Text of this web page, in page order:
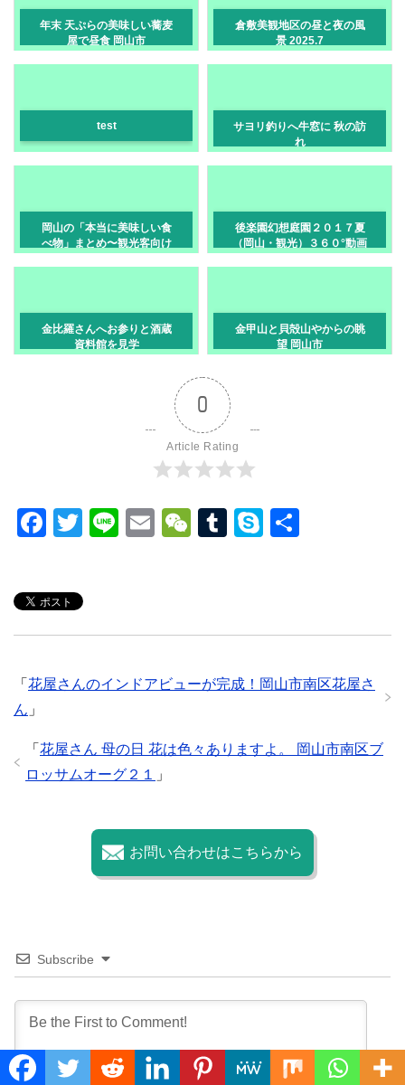
年末 天ぷらの美味しい蕎麦
屋で昼食 岡山市
倉敷美観地区の昼と夜の風
景 2025.7
test
サヨリ釣りへ牛窓に 秋の訪
れ
岡山の「本当に美味しい食
べ物」まとめ〜観光客向け
後楽園幻想庭園２０１７夏
（岡山・観光）３６０°動画
金比羅さんへお参りと酒蔵
資料館を見学
金甲山と貝殻山やからの眺
望 岡山市
0
Article Rating
F
e
b
o
T
er
Li
E
W
at
T
r
S
「 花屋さんのインドアビューが完成！岡山市南区花屋さ
ん 」
「 花屋さん 母の日 花は色々ありますよ。 岡山市南区ブ
ロッサムオーグ２１
」
お問い合わせはこちらから
Subscribe
Translate »